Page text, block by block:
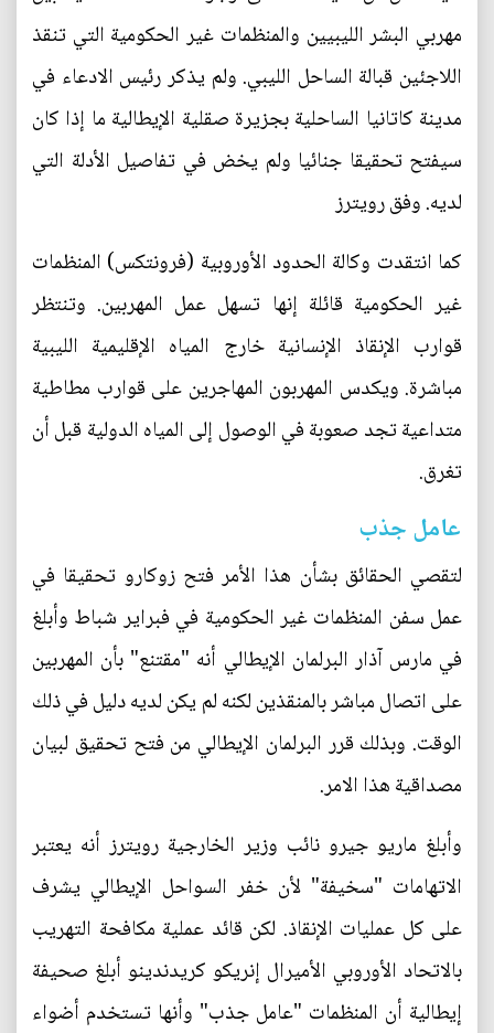
مهربي البشر الليبيين والمنظمات غير الحكومية التي تنقذ
اللاجئين قبالة الساحل الليبي. ولم يذكر رئيس الادعاء في
مدينة كاتانيا الساحلية بجزيرة صقلية الإيطالية ما إذا كان
سيفتح تحقيقا جنائيا ولم يخض في تفاصيل الأدلة التي
لديه. وفق رويترز
كما انتقدت وكالة الحدود الأوروبية (فرونتكس) المنظمات
غير الحكومية قائلة إنها تسهل عمل المهربين. وتنتظر
قوارب الإنقاذ الإنسانية خارج المياه الإقليمية الليبية
مباشرة. ويكدس المهربون المهاجرين على قوارب مطاطية
متداعية تجد صعوبة في الوصول إلى المياه الدولية قبل أن
تغرق.
عامل جذب
لتقصي الحقائق بشأن هذا الأمر فتح زوكارو تحقيقا في
عمل سفن المنظمات غير الحكومية في فبراير شباط وأبلغ
في مارس آذار البرلمان الإيطالي أنه "مقتنع" بأن المهربين
على اتصال مباشر بالمنقذين لكنه لم يكن لديه دليل في ذلك
الوقت. وبذلك قرر البرلمان الإيطالي من فتح تحقيق لبيان
مصداقية هذا الامر.
وأبلغ ماريو جيرو نائب وزير الخارجية رويترز أنه يعتبر
الاتهامات "سخيفة" لأن خفر السواحل الإيطالي يشرف
على كل عمليات الإنقاذ. لكن قائد عملية مكافحة التهريب
بالاتحاد الأوروبي الأميرال إنريكو كريدندينو أبلغ صحيفة
إيطالية أن المنظمات "عامل جذب" وأنها تستخدم أضواء